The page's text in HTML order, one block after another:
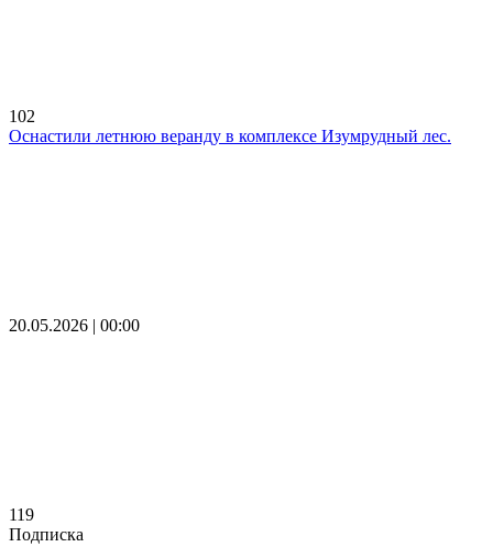
102
Оснастили летнюю веранду в комплексе Изумрудный лес.
20.05.2026 | 00:00
119
Подписка